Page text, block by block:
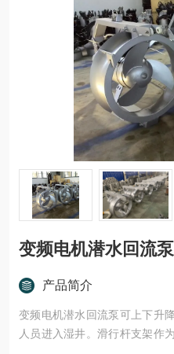
变频电机潜水回流泵
产品简介
变频电机潜水回流泵可上下升
人员进入湿井。滑行杆支架作